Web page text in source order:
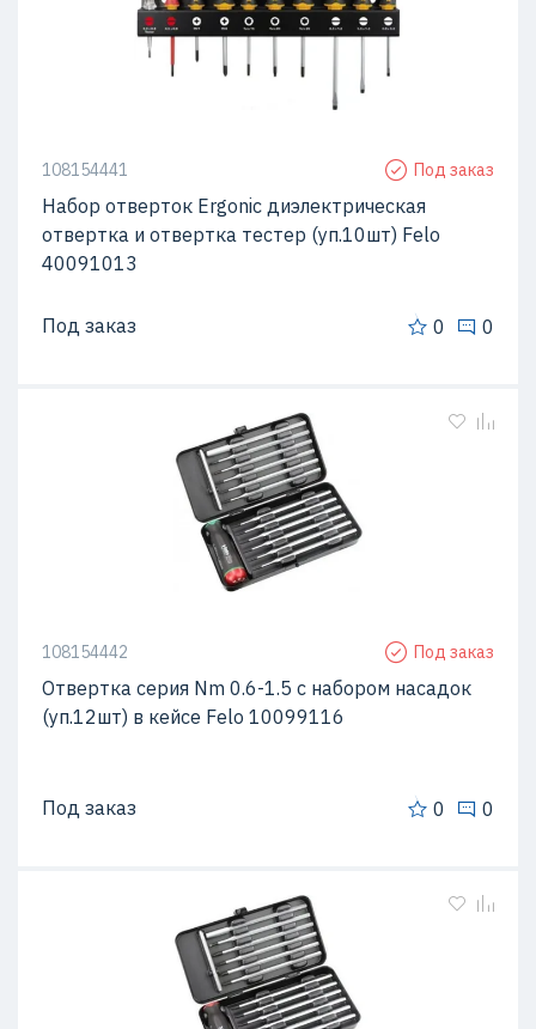
108154441 Под заказ
Набор отверток Ergonic диэлектрическая
отвертка и отвертка тестер (уп.10шт) Felo
40091013
Под заказ 0 0
108154442 Под заказ
Отвертка серия Nm 0.6-1.5 с набором насадок
(уп.12шт) в кейсе Felo 10099116
Под заказ 0 0